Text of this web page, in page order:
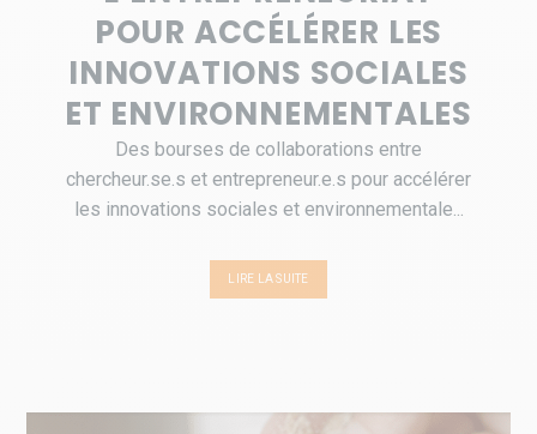
POUR ACCÉLÉRER LES
INNOVATIONS SOCIALES
ET ENVIRONNEMENTALES
Des bourses de collaborations entre
chercheur.se.s et entrepreneur.e.s pour accélérer
les innovations sociales et environnementale...
LIRE LA SUITE